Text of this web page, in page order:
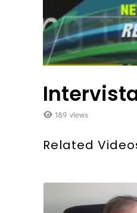
Intervista
189 views
Related